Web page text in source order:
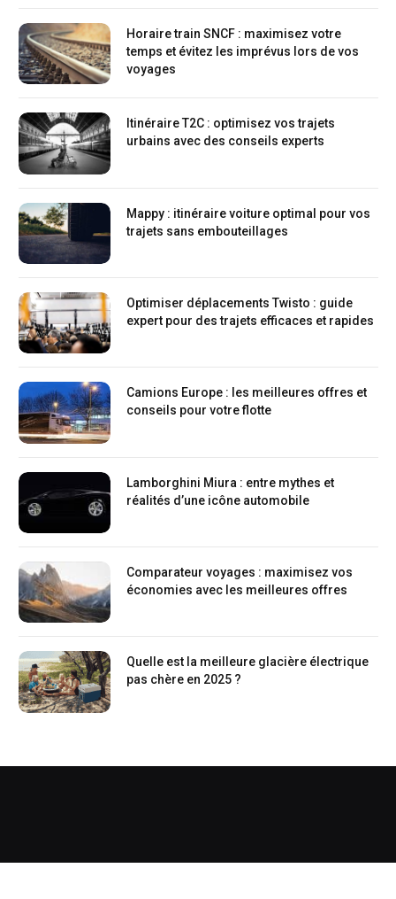
Horaire train SNCF : maximisez votre
temps et évitez les imprévus lors de vos
voyages
Itinéraire T2C : optimisez vos trajets
urbains avec des conseils experts
Mappy : itinéraire voiture optimal pour vos
trajets sans embouteillages
Optimiser déplacements Twisto : guide
expert pour des trajets efficaces et rapides
Camions Europe : les meilleures offres et
conseils pour votre flotte
Lamborghini Miura : entre mythes et
réalités d’une icône automobile
Comparateur voyages : maximisez vos
économies avec les meilleures offres
Quelle est la meilleure glacière électrique
pas chère en 2025 ?